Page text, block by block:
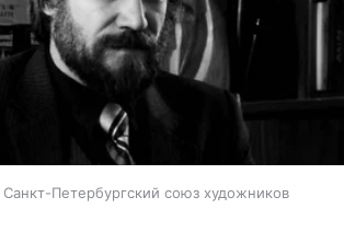
Петербургский союз художников